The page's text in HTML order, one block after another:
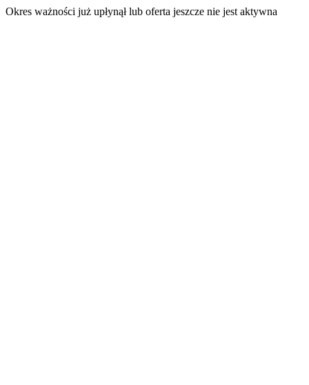
Okres ważności już upłynął lub oferta jeszcze nie jest aktywna